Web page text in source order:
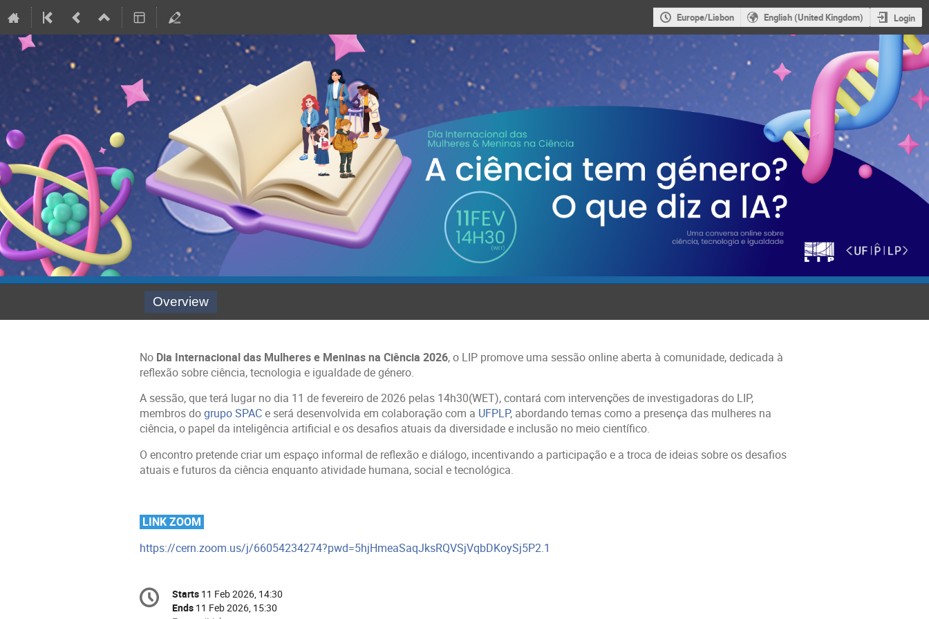
Europe/Lisbon English (United Kingdom) Login
menu
Overview
No Dia Internacional das Mulheres e Meninas na Ciência 2026, o LIP promove uma sessão online aberta à comunidade, dedicada à
reflexão sobre ciência, tecnologia e igualdade de género.
A sessão, que terá lugar no dia 11 de fevereiro de 2026 pelas 14h30(WET), contará com intervenções de investigadoras do LIP,
membros dogrupo SPACe será desenvolvida em colaboração com a UFPLP, abordando temas como a presença das mulheres na
ciência, o papel da inteligência artificial e os desafios atuais da diversidade e inclusão no meio científico.
O encontro pretende criar um espaço informal de reflexão e diálogo, incentivando a participação e a troca de ideias sobre os desafios
atuais e futuros da ciência enquanto atividade humana, social e tecnológica.
LINK ZOOM
https://cern.zoom.us/j/66054234274?pwd=5hjHmeaSaqJksRQVSjVqbDKoySj5P2.1
Conference
information
Date/Time
Starts 11 Feb 2026, 14:30
Ends 11 Feb 2026, 15:30